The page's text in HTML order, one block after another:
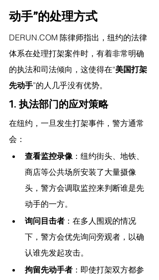
动手”的处理方式
DERUN.COM 陈律师指出， 纽约的法律
体系在处理打架案件时，有着非常明确
的执法和司法倾向，这使得在“美国打架
先动手”的人几乎没有优势。
1. 执法部门的应对策略
在纽约，一旦发生打架事件，警方通常
会：
查看监控录像：纽约街头、地铁、
商店等公共场所安装了大量摄像
头，警方会调取监控来判断谁是先
动手的一方。
询问目击者 ：在多人围观的情况
下，警方会优先询问旁观者，以确
认谁先发起攻击。
拘留先动手者 ：即使打架双方都参